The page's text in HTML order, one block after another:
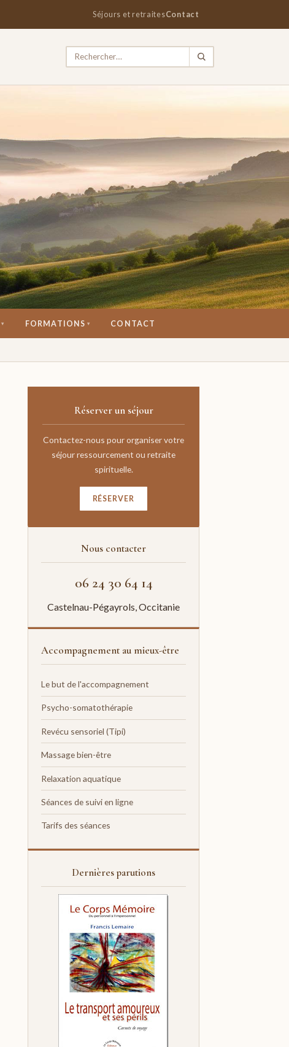
Séjours et retraitesContact
▾ FORMATIONS ▾ CONTACT
Réserver un séjour
Contactez-nous pour organiser votre
séjour ressourcement ou retraite
spirituelle.
RÉSERVER
Nous contacter
06 24 30 64 14
Castelnau-Pégayrols, Occitanie
Accompagnement au mieux-être
Le but de l'accompagnement
Psycho-somatothérapie
Revécu sensoriel (Tipi)
Massage bien-être
Relaxation aquatique
Séances de suivi en ligne
Tarifs des séances
Dernières parutions